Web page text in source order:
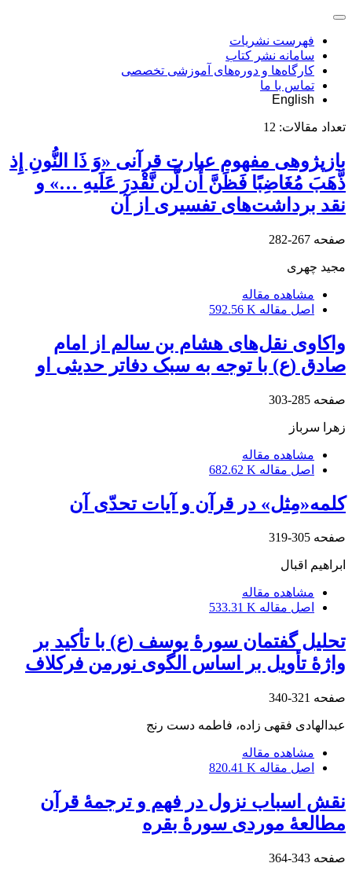
فهرست نشریات
سامانه نشر کتاب
کارگاه‌ها و دوره‌های آموزشی تخصصی
تماس با ما
English
تعداد مقالات: 12
بازپژوهی مفهوم عبارت قرآنی «وَ ذَا النُّونِ إِذ
ذَّهَبَ مُغَاضِبًا فَظَنَّ أَن لَّن نَّقْدِرَ عَلَیهِ …» و
نقد برداشت‌های تفسیری از آن‏
صفحه 267-282
مجید چهری
مشاهده مقاله
اصل مقاله 592.56 K
واکاوی نقل‌های هشام بن سالم از امام
صادق (ع) با توجه به سبک دفاتر حدیثی او‏
صفحه 285-303
زهرا سرباز
مشاهده مقاله
اصل مقاله 682.62 K
کلمه«مِثل» در قرآن و آیات تحدّی آن‏
صفحه 305-319
ابراهیم اقبال
مشاهده مقاله
اصل مقاله 533.31 K
تحلیل گفتمان سورۀ یوسف (ع) با تأکید بر
واژۀ تأویل بر اساس الگوی نورمن فرکلاف‏
صفحه 321-340
عبدالهادی فقهی زاده، فاطمه دست رنج
مشاهده مقاله
اصل مقاله 820.41 K
نقش اسباب نزول در فهم و ترجمۀ قرآن‏
مطالعۀ موردی سورۀ بقره
صفحه 343-364